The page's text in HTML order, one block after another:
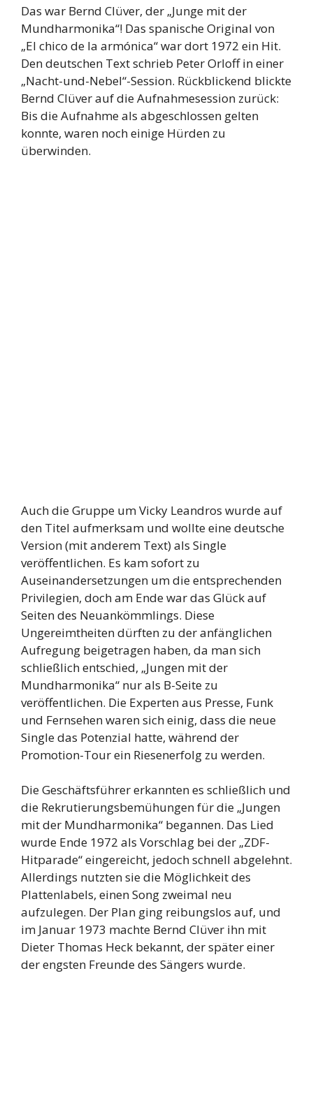
Das war Bernd Clüver, der „Junge mit der
Mundharmonika“! Das spanische Original von
„El chico de la armónica“ war dort 1972 ein Hit.
Den deutschen Text schrieb Peter Orloff in einer
„Nacht-und-Nebel“-Session. Rückblickend blickte
Bernd Clüver auf die Aufnahmesession zurück:
Bis die Aufnahme als abgeschlossen gelten
konnte, waren noch einige Hürden zu
überwinden.
Auch die Gruppe um Vicky Leandros wurde auf
den Titel aufmerksam und wollte eine deutsche
Version (mit anderem Text) als Single
veröffentlichen. Es kam sofort zu
Auseinandersetzungen um die entsprechenden
Privilegien, doch am Ende war das Glück auf
Seiten des Neuankömmlings. Diese
Ungereimtheiten dürften zu der anfänglichen
Aufregung beigetragen haben, da man sich
schließlich entschied, „Jungen mit der
Mundharmonika“ nur als B-Seite zu
veröffentlichen. Die Experten aus Presse, Funk
und Fernsehen waren sich einig, dass die neue
Single das Potenzial hatte, während der
Promotion-Tour ein Riesenerfolg zu werden.
Die Geschäftsführer erkannten es schließlich und
die Rekrutierungsbemühungen für die „Jungen
mit der Mundharmonika“ begannen. Das Lied
wurde Ende 1972 als Vorschlag bei der „ZDF-
Hitparade“ eingereicht, jedoch schnell abgelehnt.
Allerdings nutzten sie die Möglichkeit des
Plattenlabels, einen Song zweimal neu
aufzulegen. Der Plan ging reibungslos auf, und
im Januar 1973 machte Bernd Clüver ihn mit
Dieter Thomas Heck bekannt, der später einer
der engsten Freunde des Sängers wurde.